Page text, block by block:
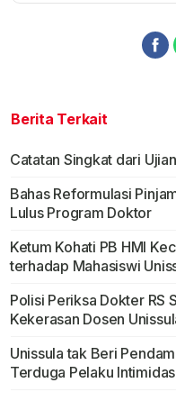
Berita Terkait
Catatan Singkat dari
Bahas Reformulasi
Lulus Program Doktor
Ketum Kohati PB HMI
terhadap Mahasiswi
Polisi Periksa Dokter RS
Kekerasan Dosen
Unissula tak Beri
Terduga Pelaku